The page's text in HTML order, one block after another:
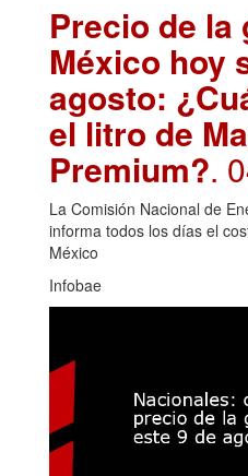
Precio de la
México hoy
agosto:
el litro de
Premium?.
La Comisión Nacional de
informa todos los días el
México
Infobae